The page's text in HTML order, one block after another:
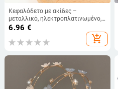
Κεφαλόδετο με ακίδες –
μεταλλικό, ηλεκτροπλατινωμένο,
γοτθικο-πανκ στυλ, για γυναίκες
6.96 €
add_shopping_cart